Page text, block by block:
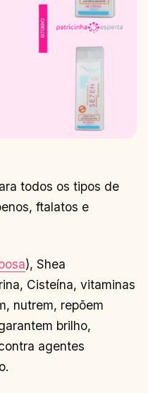
todos os tipos de
ftalatos e
), Shea
Cisteína, vitaminas
nutrem, repõem
brilho,
agentes